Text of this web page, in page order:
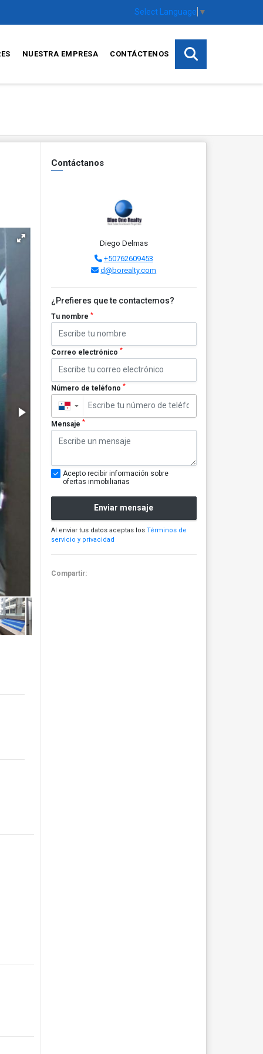
Select Language ▼
NUESTRA EMPRESA CONTÁCTENOS
Contáctanos
Diego Delmas
+50762609453
d@borealty.com
¿Prefieres que te contactemos?
Tu nombre *
Correo electrónico *
Número de teléfono *
▼
Mensaje *
Acepto recibir información sobre
ofertas inmobiliarias
Enviar mensaje
Al enviar tus datos aceptas los Términos de
servicio y privacidad
Compartir: